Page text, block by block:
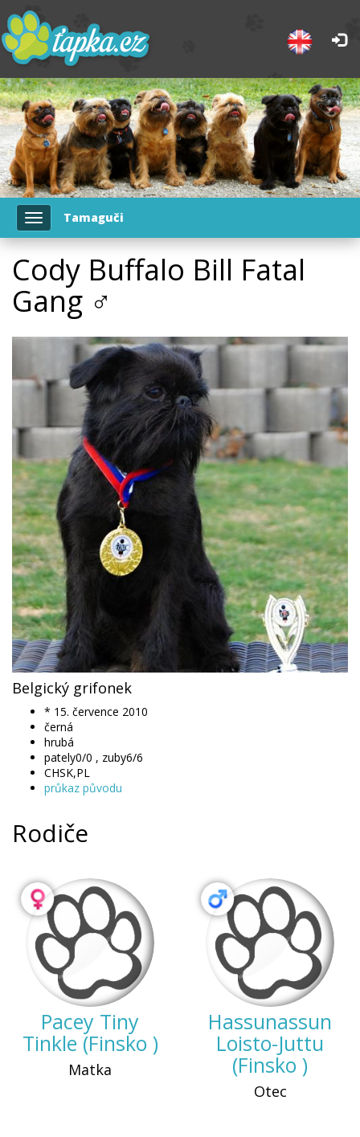
Toggle
navigation
Tamaguči
Cody Buffalo Bill Fatal
Gang ♂
Belgický grifonek
* 15. července 2010
černá
hrubá
pately0/0 , zuby6/6
CHSK,PL
průkaz původu
Rodiče
Pacey Tiny
Tinkle (Finsko )
Matka
Hassunassun
Loisto-Juttu
(Finsko )
Otec